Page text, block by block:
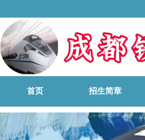
首页 招生简章